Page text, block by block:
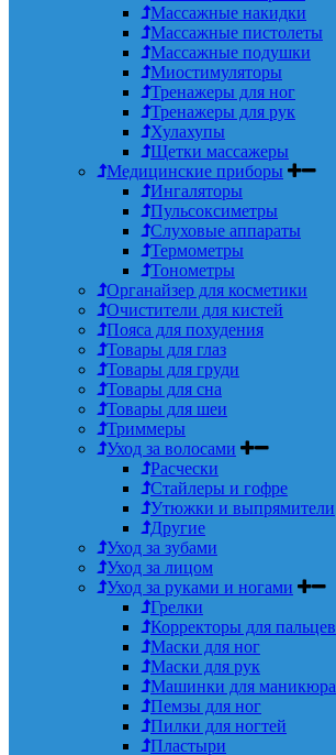
Массажные накидки
Массажные пистолеты
Массажные подушки
Миостимуляторы
Тренажеры для ног
Тренажеры для рук
Хулахупы
Щетки массажеры
Медицинские приборы
Ингаляторы
Пульсоксиметры
Слуховые аппараты
Термометры
Тонометры
Органайзер для косметики
Очистители для кистей
Пояса для похудения
Товары для глаз
Товары для груди
Товары для сна
Товары для шеи
Триммеры
Уход за волосами
Расчески
Стайлеры и гофре
Утюжки и выпрямители
Другие
Уход за зубами
Уход за лицом
Уход за руками и ногами
Грелки
Корректоры для пальцев
Маски для ног
Маски для рук
Машинки для маникюра
Пемзы для ног
Пилки для ногтей
Пластыри